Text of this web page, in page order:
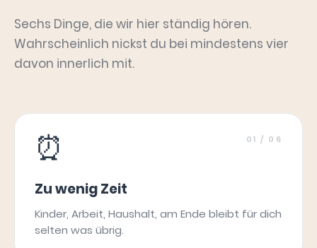
Sechs Dinge, die wir hier ständig hören.
Wahrscheinlich nickst du bei mindestens vier
davon innerlich mit.
⏰ 01 / 06
Zu wenig Zeit
Kinder, Arbeit, Haushalt, am Ende bleibt für dich
selten was übrig.